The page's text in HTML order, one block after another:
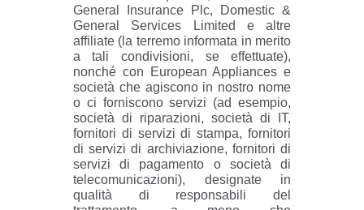
General Insurance Plc, Domestic &
General Services Limited e altre
affiliate (la terremo informata in merito
a tali condivisioni, se effettuate),
nonché con European Appliances e
società che agiscono in nostro nome
o ci forniscono servizi (ad esempio,
società di riparazioni, società di IT,
fornitori di servizi di stampa, fornitori
di servizi di archiviazione, fornitori di
servizi di pagamento o società di
telecomunicazioni), designate in
qualità di responsabili del